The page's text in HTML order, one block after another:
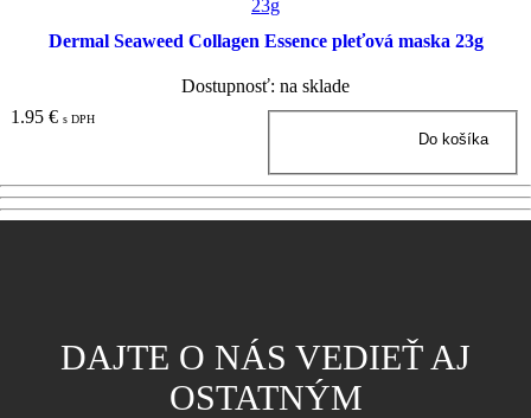
Dermal Seaweed Collagen Essence pleťová maska 23g
Dostupnosť: na sklade
1.95 € s DPH
DAJTE O NÁS VEDIEŤ AJ
OSTATNÝM